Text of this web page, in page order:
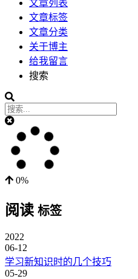
文章列表
文章标签
文章分类
关于博主
给我留言
搜索
0%
阅读 标签
2022
06-12
学习新知识时的几个技巧
05-29